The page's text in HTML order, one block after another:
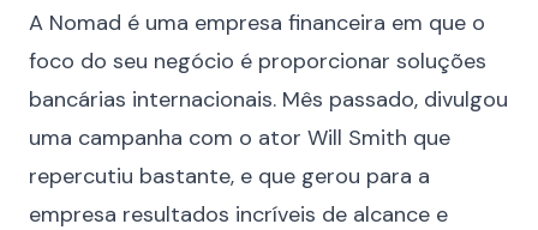
A Nomad é uma empresa financeira em que o
foco do seu negócio é proporcionar soluções
bancárias internacionais. Mês passado, divulgou
uma campanha com o ator Will Smith que
repercutiu bastante, e que gerou para a
empresa resultados incríveis de alcance e